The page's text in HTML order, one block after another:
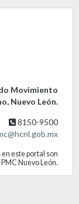
Movimiento
Nuevo León.
8150-9500
este portal son
Nuevo León.